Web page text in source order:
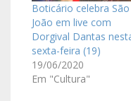
Boticário celebra São
João em live com
Dorgival Dantas
sexta-feira (19)
19/06/2020
Em "Cultura"